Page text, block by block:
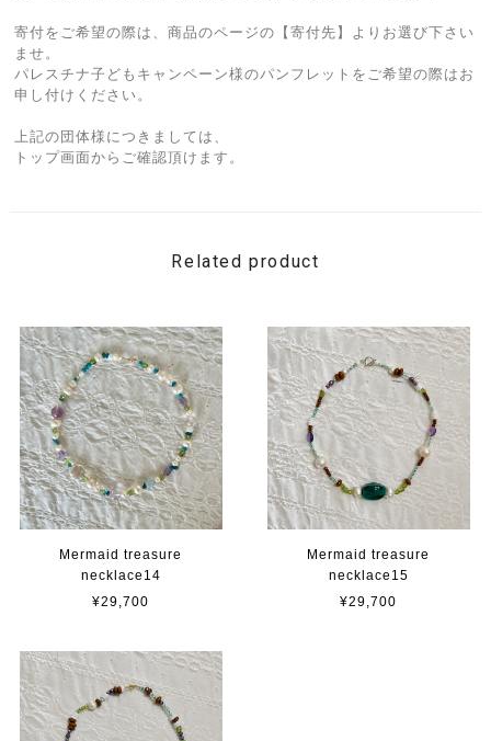
寄付をご希望の際は、商品のページの【寄付先】よりお選び下さい
ませ。
パレスチナ子どもキャンペーン様のパンフレットをご希望の際はお
申し付けください。
上記の団体様につきましては、
トップ画面からご確認頂けます。
Related product
Mermaid treasure
necklace14
¥29,700
Mermaid treasure
necklace15
¥29,700